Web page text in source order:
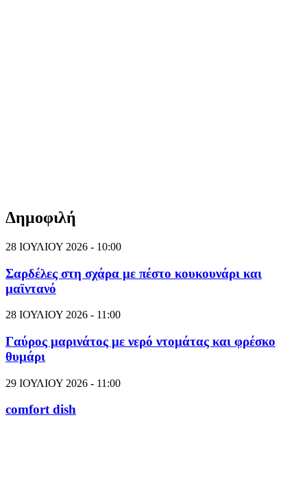
Δημοφιλή
28 ΙΟΥΛΙΟΥ 2026 - 10:00
Σαρδέλες στη σχάρα με πέστο κουκουνάρι και
μαϊντανό
28 ΙΟΥΛΙΟΥ 2026 - 11:00
Γαύρος μαρινάτος με νερό ντομάτας και φρέσκο
θυμάρι
29 ΙΟΥΛΙΟΥ 2026 - 11:00
comfort dish